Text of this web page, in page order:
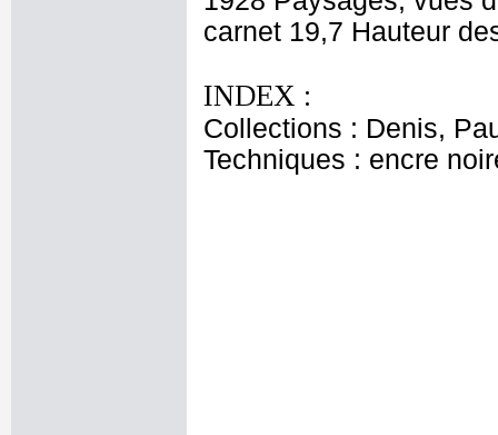
carnet 19,7 Hauteur
INDEX :
Collections : Denis,
Techniques : encre